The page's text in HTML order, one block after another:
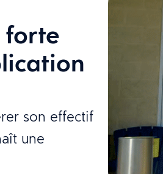
forte
son effectif
une